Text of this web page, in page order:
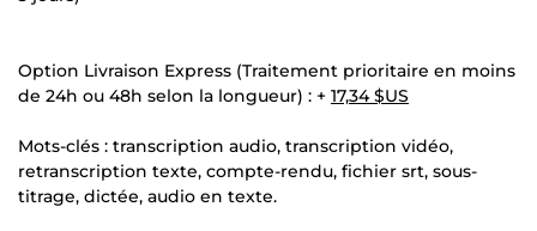
Option Livraison Express (Traitement prioritaire en moins
de 24h ou 48h selon la longueur) : + 17,34 $US
Mots-clés : transcription audio, transcription vidéo,
retranscription texte, compte-rendu, fichier srt, sous-
titrage, dictée, audio en texte.